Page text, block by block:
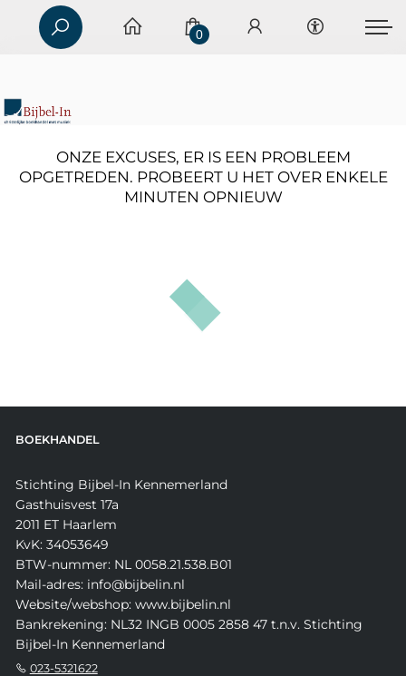
0
ONZE EXCUSES, ER IS EEN PROBLEEM
OPGETREDEN. PROBEERT U HET OVER ENKELE
MINUTEN OPNIEUW
BOEKHANDEL
Stichting Bijbel-In Kennemerland
Gasthuisvest 17a
2011 ET Haarlem
KvK: 34053649
BTW-nummer: NL 0058.21.538.B01
Mail-adres: info@bijbelin.nl
Website/webshop: www.bijbelin.nl
Bankrekening: NL32 INGB 0005 2858 47 t.n.v. Stichting
Bijbel-In Kennemerland
023-5321622